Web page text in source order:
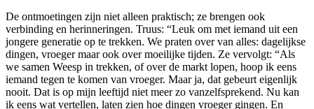
De ontmoetingen zijn niet alleen praktisch; ze brengen ook
verbinding en herinneringen. Truus: “Leuk om met iemand uit een
jongere generatie op te trekken. We praten over van alles: dagelijkse
dingen, vroeger maar ook over moeilijke tijden. Ze vervolgt: “Als
we samen Weesp in trekken, of over de markt lopen, hoop ik eens
iemand tegen te komen van vroeger. Maar ja, dat gebeurt eigenlijk
nooit. Dat is op mijn leeftijd niet meer zo vanzelfsprekend. Nu kan
ik eens wat vertellen, laten zien hoe dingen vroeger gingen. En